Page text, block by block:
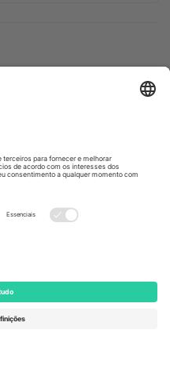
Switzerland
Engelberg, Switzerland
UAE Dubai Silicon Oasis, DDP
Building A1, Office 302, Dubai,
United Arab Emirates